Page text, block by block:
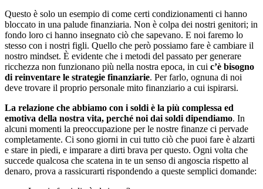
Questo è solo un esempio di come certi condizionamenti ci hanno
bloccato in una palude finanziaria. Non è colpa dei nostri genitori; in
fondo loro ci hanno insegnato ciò che sapevano. E noi faremo lo
stesso con i nostri figli. Quello che però possiamo fare è cambiare il
nostro mindset. È evidente che i metodi del passato per generare
ricchezza non funzionano più nella nostra epoca, in cui c’è bisogno
di reinventare le strategie finanziarie. Per farlo, ognuna di noi
deve trovare il proprio personale mito finanziario a cui ispirarsi.
La relazione che abbiamo con i soldi è la più complessa ed
emotiva della nostra vita, perché noi dai soldi dipendiamo. In
alcuni momenti la preoccupazione per le nostre finanze ci pervade
completamente. Ci sono giorni in cui tutto ciò che puoi fare è alzarti
e stare in piedi, e imparare a dirti brava per questo. Ogni volta che
succede qualcosa che scatena in te un senso di angoscia rispetto al
denaro, prova a rassicurarti rispondendo a queste semplici domande: